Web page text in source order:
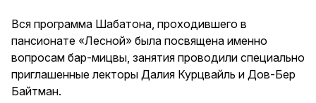
Вся программа Шабатона, проходившего в
пансионате «Лесной» была посвящена именно
вопросам бар-мицвы, занятия проводили специально
приглашенные лекторы Далия Курцвайль и Дов-Бер
Байтман.